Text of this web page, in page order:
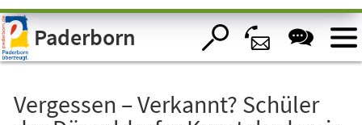
Visuelle
Assistenzsoftware
öffnen.Paderborn
Vergessen – Verkannt? Schüler